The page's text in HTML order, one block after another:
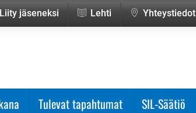
Liity jäseneksi Lehti Yhteystiedot
Tulevat tapahtumat SIL-Säätiö